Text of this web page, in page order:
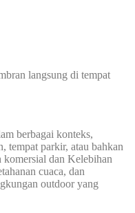
langsung di tempat
berbagai konteks,
tempat parkir, atau bahkan
komersial dan Kelebihan
cuaca, dan
outdoor yang